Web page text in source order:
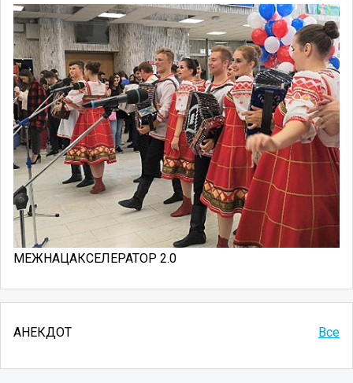
МЕЖНАЦАКСЕЛЕРАТОР 2.0
АНЕКДОТ Все